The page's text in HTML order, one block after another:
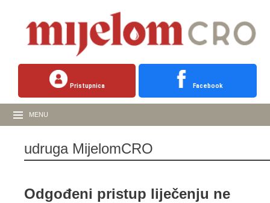
Pristupnica Facebook
MENU
udruga MijelomCRO
Odgođeni pristup liječenju ne